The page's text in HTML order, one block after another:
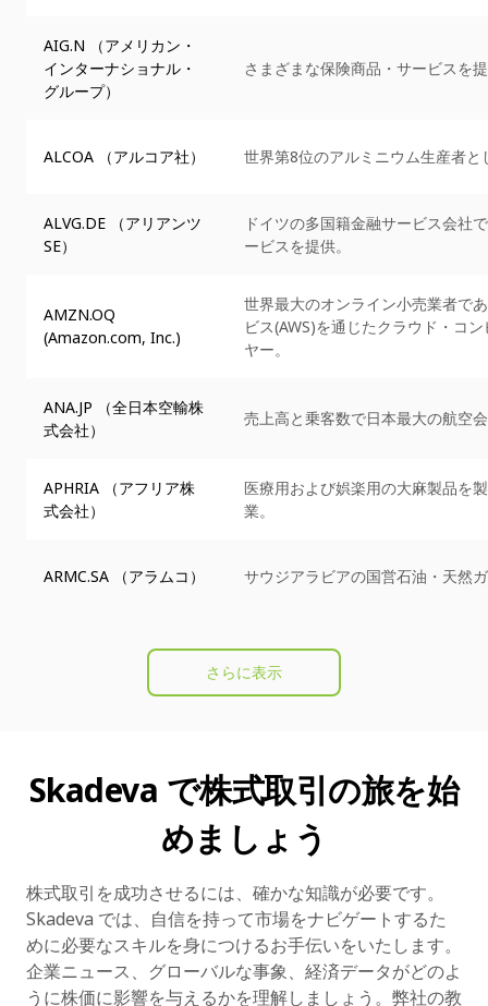
AIG.N （アメリカン・
インターナショナル・
グループ）
さまざまな保険商品・サービスを
ALCOA （アルコア社） 世界第8位のアルミニウム生産者
ALVG.DE （アリアンツ
SE）
ドイツの多国籍金融サービス会社
ービスを提供。
AMZN.OQ
(Amazon.com, Inc.)
世界最大のオンライン小売業者で
ビス(AWS)を通じたクラウド・コ
ヤー。
ANA.JP （全日本空輸株
式会社）
売上高と乗客数で日本最大の航空
APHRIA （アフリア株
式会社）
医療用および娯楽用の大麻製品を
業。
ARMC.SA （アラムコ） サウジアラビアの国営石油・天然
さらに表示
Skadeva で株式取引の旅を始
めましょう
株式取引を成功させるには、確かな知識が必要です。
Skadeva では、自信を持って市場をナビゲートするた
めに必要なスキルを身につけるお手伝いをいたします。
企業ニュース、グローバルな事象、経済データがどのよ
うに株価に影響を与えるかを理解しましょう。弊社の教